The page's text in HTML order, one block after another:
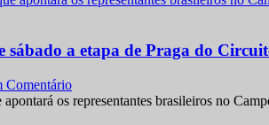
sábado a etapa de Praga do
Comentário
os representantes brasileiros no